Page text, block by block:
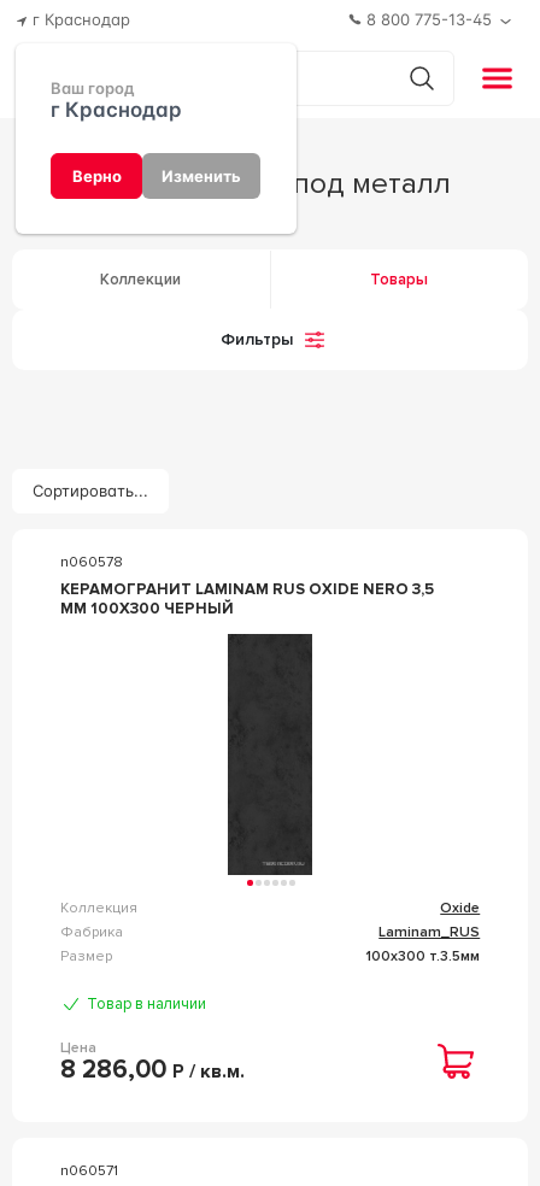
г Краснодар
Ваш город
г Краснодар
Верно Изменить
8 800 775-13-45
Керамогранит под металл
Коллекции Товары
Фильтры
Сортировать...
n060578
КЕРАМОГРАНИТ LAMINAM RUS OXIDE NERO 3,5
MM 100X300 ЧЕРНЫЙ
Коллекция
Oxide
Фабрика
Laminam_RUS
Размер
100x300 т.3.5мм
Товар в наличии
Цена
8 286,00 Р / кв.м.
n060571